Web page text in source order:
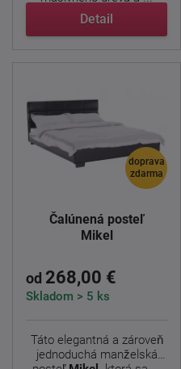
Detail
doprava
zdarma
Čalúnená posteľ
Mikel
od 268,00 €
Skladom > 5 ks
Táto elegantná a zároveň
jednoduchá manželská